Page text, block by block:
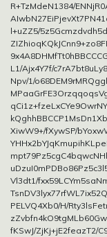
R+TzMdeN1384/
l+uZZ5/
L1/Ajx4Y7f/
Npv/1/
XiwW9+/fXywSP/
Vl3dt1/
PELVQ4Xb0/H/
fKSwJ/ZjKj+jE2feazT2/